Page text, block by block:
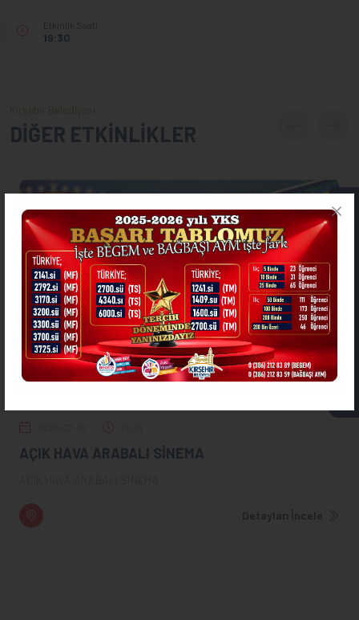
Etkinlik Saati
19:30
DİĞER ETKİNLİKLER
AÇIK HAVA ARABALI SİNEMA
Detayları İncele
ONLİNE İŞLEMLER